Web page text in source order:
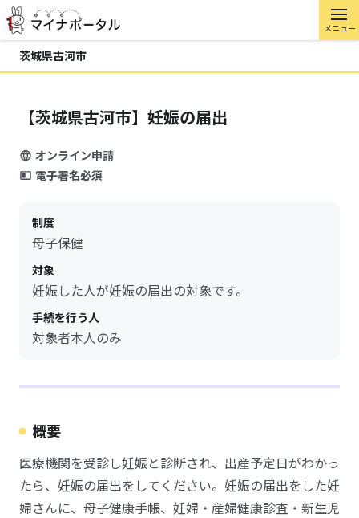
メニュー
茨城県古河市
【茨城県古河市】妊娠の届出
オンライン申請
電子署名必須
制度
母子保健
対象
妊娠した人が妊娠の届出の対象です。
手続を行う人
対象者本人のみ
概要
医療機関を受診し妊娠と診断され、出産予定日がわかっ
たら、妊娠の届出をしてください。妊娠の届出をした妊
婦さんに、母子健康手帳、妊婦・産婦健康診査・新生児